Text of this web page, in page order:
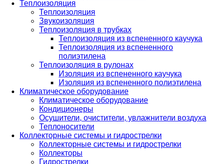
Теплоизоляция
Теплоизоляция
Звукоизоляция
Теплоизоляция в трубках
Теплоизоляция из вспененного каучука
Теплоизоляция из вспененного
полиэтилена
Теплоизоляция в рулонах
Изоляция из вспененного каучука
Изоляция из вспененного полиэтилена
Климатическое оборудование
Климатическое оборудование
Кондиционеры
Осушители, очистители, увлажнители воздуха
Теплоносители
Коллекторные системы и гидрострелки
Коллекторные системы и гидрострелки
Коллекторы
Гидрострелки